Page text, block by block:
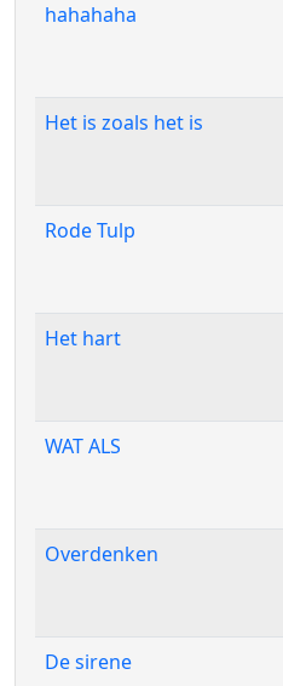
hahahaha
Het is zoals het is
Rode Tulp
Het hart
WAT ALS
Overdenken
De sirene